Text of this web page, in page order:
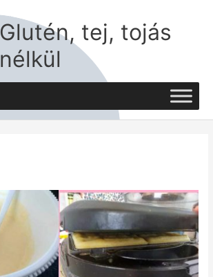
Glutén, tej, tojás
nélkül